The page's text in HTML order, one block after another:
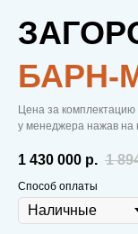
БАРН-
Цена за комплектацию
у менеджера нажав на
1 430 000 р. 1
Способ оплаты